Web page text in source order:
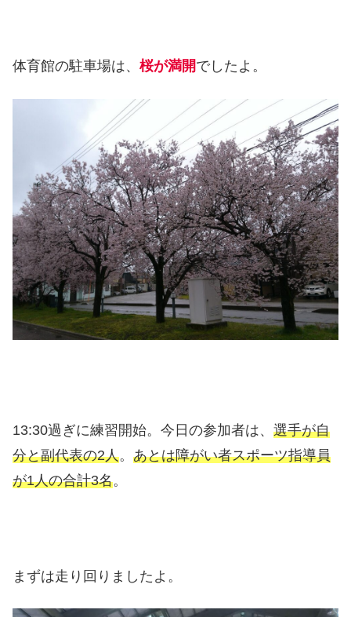
体育館の駐車場は、 桜が満開でしたよ。
13:30過ぎに練習開始。今日の参加者は、 選手が自
分と副代表の2人。 あとは障がい者スポーツ指導員
が1人の合計3名。
まずは走り回りましたよ。